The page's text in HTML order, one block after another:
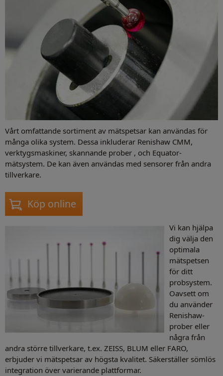
Vårt omfattande sortiment av mätspetsar kan användas för
många olika system. Dessa inkluderar Renishaw CMM,
verktygsmaskiner, skannande prober , och Equator-
mätsystem. De kan även användas med sensorer från andra
tillverkare.
Köp online
Vi kan hjälpa
dig välja den
optimala
mätspetsen
för ditt
probsystem.
Oavsett om
du använder
Renishaw-
prober eller
några från
andra större tillverkare, t.ex. ZEISS, BLUM eller FARO,
erbjuder vi mätspetsar av högsta kvalitet. Säkerställer sömlös
integration över varierande plattformar.